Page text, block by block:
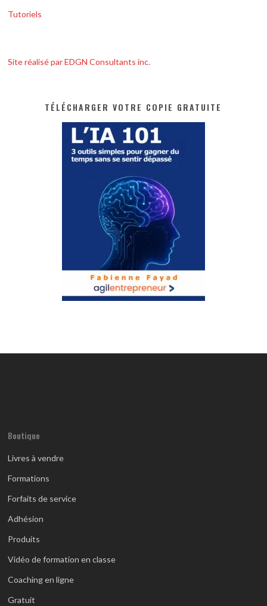
Tutoriels
Site réalisé par EDGN Consultants inc.
TÉLÉCHARGER VOTRE COPIE GRATUITE
Boutique
Livres à vendre
Formations
Forfaits de service
Adhésion
Produits
Vidéo de formation en classe
Coaching en ligne
Gratuit